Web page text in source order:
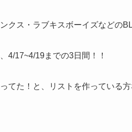
クス・ラブキスボーイズなどの
4/17~4/19までの3日間！！
てた！と、リストを作っている